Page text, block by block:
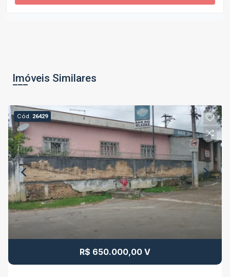
Imóveis Similares
Cód. 26429
R$ 650.000,00 V